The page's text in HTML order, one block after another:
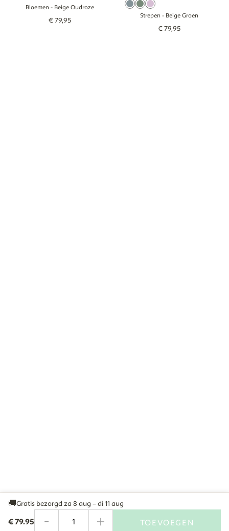
🚚Gratis bezorgd za 8 aug – di 11 aug
€79.95 - + TOEVOEGEN
Bloemen - Beige Oudroze
€79,95
Beige Blauw
Saliegroen
Lila
Strepen - Beige Groen
€79,95